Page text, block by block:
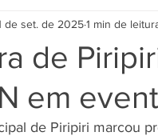
SEPLAN SDU
de
em
de set. de 20251 min de
de Piripiri marcou